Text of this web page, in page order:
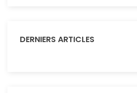
DERNIERS ARTICLES